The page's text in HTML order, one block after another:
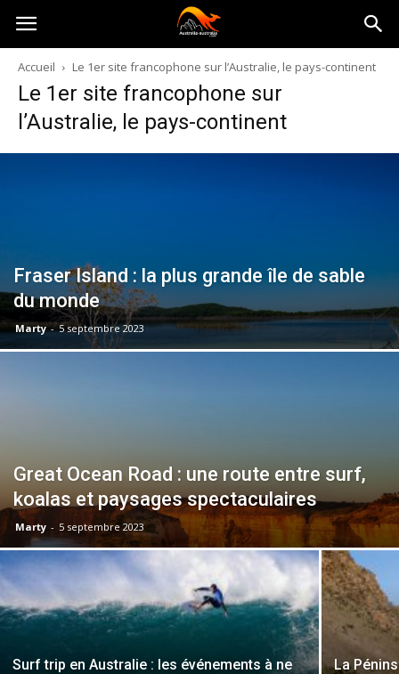
Australia-
australie.com
Accueil Le 1er site francophone sur l’Australie, le pays-continent
Le 1er site francophone sur
l’Australie, le pays-continent
Fraser Island : la plus grande île de sable
du monde
Marty - 5 septembre 2023
Great Ocean Road : une route entre surf,
koalas et paysages spectaculaires
Marty - 5 septembre 2023
Surf trip en Australie : les événements à ne
La